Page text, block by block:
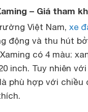
– Giá tham
Việt Nam, xe
động và thu hút
có 4 màu:
inch. Tuy nhiên
phù hợp với